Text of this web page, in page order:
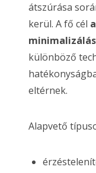
átszúrása
kerül. A fő cél
különböző
eltérnek.
Alapvető